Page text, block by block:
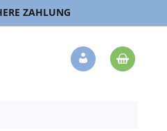
ZAHLUNG
Veränderung